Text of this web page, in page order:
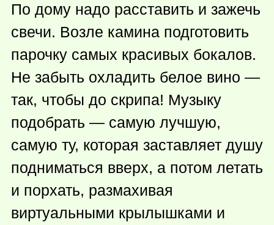
По дому надо расставить и зажечь
свечи. Возле камина подготовить
парочку самых красивых бокалов.
Не забыть охладить белое вино —
так, чтобы до скрипа! Музыку
подобрать — самую лучшую,
самую ту, которая заставляет душу
подниматься вверх, а потом летать
и порхать, размахивая
виртуальными крылышками и